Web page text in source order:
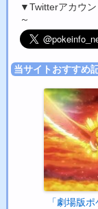
▼Twitterアカウ
～
当サイトおすすめ
「劇場版